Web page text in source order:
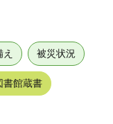
被災状況
書館蔵書